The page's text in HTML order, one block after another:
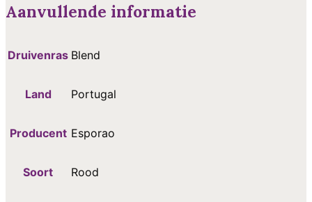
Aanvullende informatie
Druivenras Blend
Land Portugal
Producent Esporao
Soort Rood